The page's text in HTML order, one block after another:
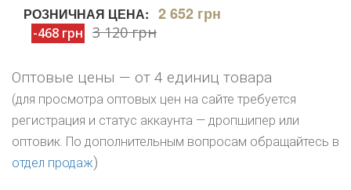
РОЗНИЧНАЯ ЦЕНА: 2 652 грн
-468 грн 3 120 грн
Оптовые цены — от 4 единиц товара
(для просмотра оптовых цен на сайте требуется
регистрация и статус аккаунта — дропшипер или
оптовик. По дополнительным вопросам обращайтесь в
отдел продаж)